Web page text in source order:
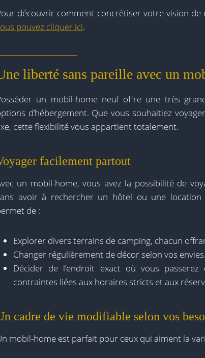
découvrir comment concrétiser votre vision
pouvez cliquer ici.
liberté sans pareille avec un
un mobil-home neuf offre une très
d’hébergement. Que vous souhaitiez
cette flexibilité vous appartient totalement.
facilement partout
un mobil-home, vous avez la possibilité de
avoir à rechercher un hôtel ou une location
de :
Explorer divers terrains de camping, chacun
Changer régulièrement de décor selon vos envies.
Décider de l’endroit exact où vous
contraintes liées aux horaires stricts et aux
cadre de vie modifiable selon vos
mobil-home est parfait pour ceux qui aiment la